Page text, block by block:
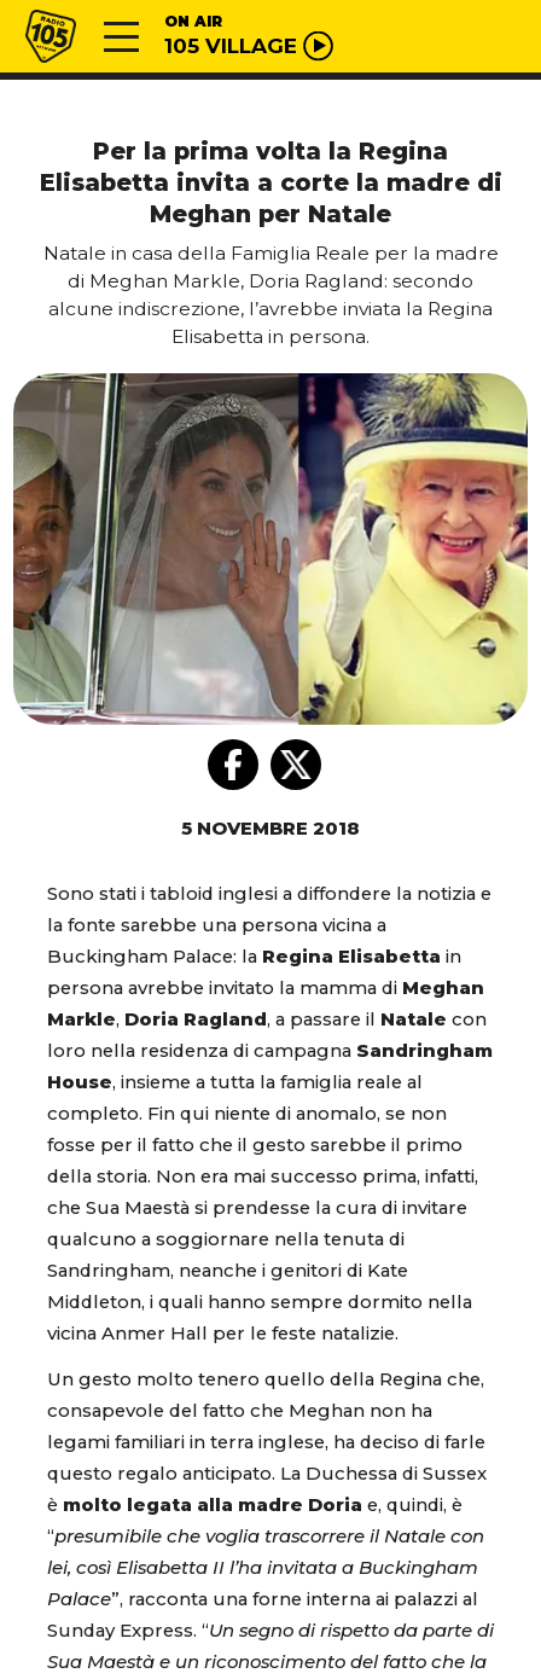
Vai al contenuto
Radio 105 ON AIR
105 VILLAGE
Per la prima volta la Regina
Elisabetta invita a corte la madre di
Meghan per Natale
Natale in casa della Famiglia Reale per la madre
di Meghan Markle, Doria Ragland: secondo
alcune indiscrezione, l’avrebbe inviata la Regina
Elisabetta in persona.
5 NOVEMBRE 2018
Sono stati i tabloid inglesi a diffondere la notizia e
la fonte sarebbe una persona vicina a
Buckingham Palace: la Regina Elisabetta in
persona avrebbe invitato la mamma di Meghan
Markle, Doria Ragland, a passare il Natale con
loro nella residenza di campagna Sandringham
House, insieme a tutta la famiglia reale al
completo. Fin qui niente di anomalo, se non
fosse per il fatto che il gesto sarebbe il primo
della storia. Non era mai successo prima, infatti,
che Sua Maestà si prendesse la cura di invitare
qualcuno a soggiornare nella tenuta di
Sandringham, neanche i genitori di Kate
Middleton, i quali hanno sempre dormito nella
vicina Anmer Hall per le feste natalizie.
Un gesto molto tenero quello della Regina che,
consapevole del fatto che Meghan non ha
legami familiari in terra inglese, ha deciso di farle
questo regalo anticipato. La Duchessa di Sussex
è molto legata alla madre Doria e, quindi, è
“presumibile che voglia trascorrere il Natale con
lei, così Elisabetta II l’ha invitata a Buckingham
Palace”, racconta una forne interna ai palazzi al
Sunday Express. “Un segno di rispetto da parte di
Sua Maestà e un riconoscimento del fatto che la